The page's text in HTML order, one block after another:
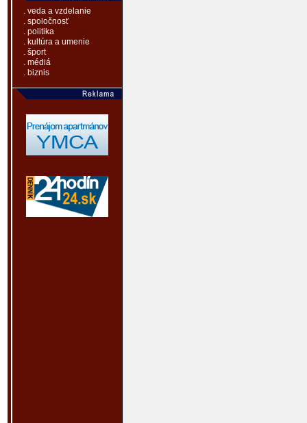
. veda a vzdelanie
. spoločnosť
. politika
. kultúra a umenie
. šport
. médiá
. biznis